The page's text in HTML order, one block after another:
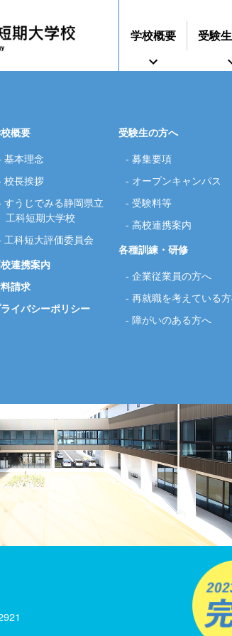
学校概要
校長挨拶 すう
受験
募集要項
事業主推薦について
員の方へ 工科短期大学校 技術
概要
基本理念
校長挨拶
すうじでみる静岡県立
工科短期大学校
工科短大評価委員会
連携案内
請求
イバシーポリシー
受験生の方へ
募集要項
オープンキャンパス
受験料等
高校連携案内
各種訓練・研修
企業従業員の方へ
再就職を考えている
障がいのある方へ